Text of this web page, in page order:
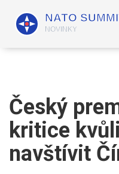
Český
kritice
navštívit